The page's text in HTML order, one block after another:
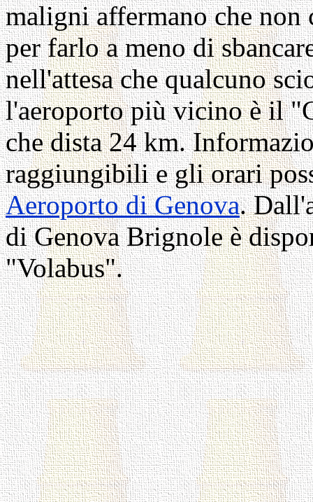
maligni affermano che non
per farlo a meno di
nell'attesa che qualcuno
l'aeroporto più vicino è il
che dista 24 km.
raggiungibili e gli orari
Aeroporto di Genova.
di Genova Brignole è
"Volabus".